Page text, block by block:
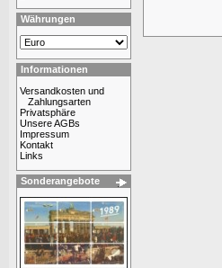
Währungen
Informationen
Versandkosten und
Zahlungsarten
Privatsphäre
Unsere AGBs
Impressum
Kontakt
Links
Sonderangebote